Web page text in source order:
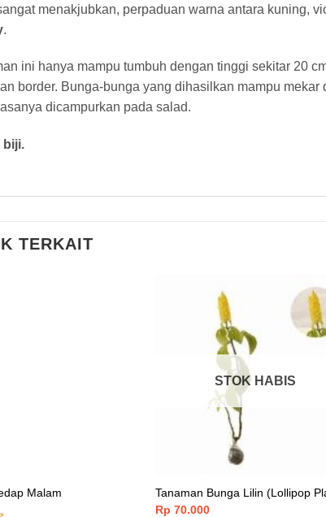
menakjubkan, perpaduan warna antara kuning,
.
ini hanya mampu tumbuh dengan tinggi sekitar 20
border. Bunga-bunga yang dihasilkan mampu
dicampurkan pada salad.
biji.
TERKAIT
Malam
STOK HABIS
Tanaman Bunga Lilin (Lollipop
Rp 70.000